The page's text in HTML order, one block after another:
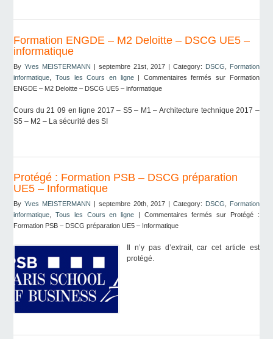
Formation ENGDE – M2 Deloitte – DSCG UE5 –
informatique
ByYves MEISTERMANN | septembre 21st, 2017 | Category: DSCG
Formation
informatique ,Tous les Cours en ligne| Commentaires fermés
sur Formation
ENGDE – M2 Deloitte – DSCG UE5 – informatique
Cours du 21 09 en ligne 2017 – S5 – M1 – Architecture technique 2017 –
S5 – M2 – La sécurité des SI
Protégé : Formation PSB – DSCG préparation
UE5 – Informatique
ByYves MEISTERMANN | septembre 20th, 2017 | Category: DSCG
Formation
informatique ,Tous les Cours en ligne | Commentaires fermés
sur Protégé :
Formation PSB – DSCG préparation UE5 – Informatique
Il n’y pas d’extrait, car cet article est
protégé.